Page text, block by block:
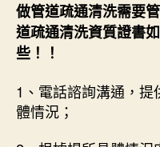
做管道疏通清洗需要
道疏通清洗資質證書
些！！
1、電話諮詢溝通，
體情況；